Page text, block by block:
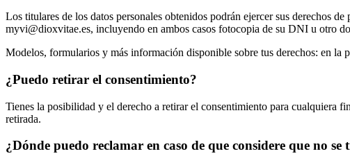
Los titulares de los datos personales obtenidos podrán ejercer sus derechos
myvi@dioxvitae.es, incluyendo en ambos casos fotocopia de su DNI u otro
Modelos, formularios y más información disponible sobre tus derechos: en
¿Puedo retirar el consentimiento?
Tienes la posibilidad y el derecho a retirar el consentimiento para cualquiera
retirada.
¿Dónde puedo reclamar en caso de que considere que no